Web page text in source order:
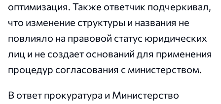
оптимизация. Также ответчик подчеркивал,
что изменение структуры и названия не
повлияло на правовой статус юридических
лиц и не создает оснований для применения
процедур согласования с министерством.
В ответ прокуратура и Министерство